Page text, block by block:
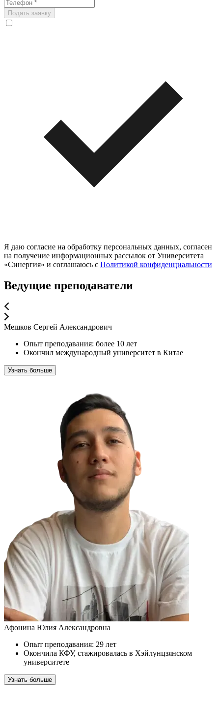
Подать заявку
Я даю согласие на обработку персональных данных, согласен
на получение информационных рассылок от Университета
«Синергия» и соглашаюсь c Политикой конфиденциальности
Ведущие преподаватели
Мешков Сергей Александрович
Опыт преподавания: более 10 лет
Окончил международный университет в Китае
Узнать больше
Афонина Юлия Александровна
Опыт преподавания: 29 лет
Окончила КФУ, стажировалась в Хэйлунцзянском
университете
Узнать больше